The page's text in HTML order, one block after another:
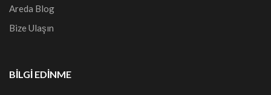
Areda Blog
Bize Ulaşın
BILGI EDINME